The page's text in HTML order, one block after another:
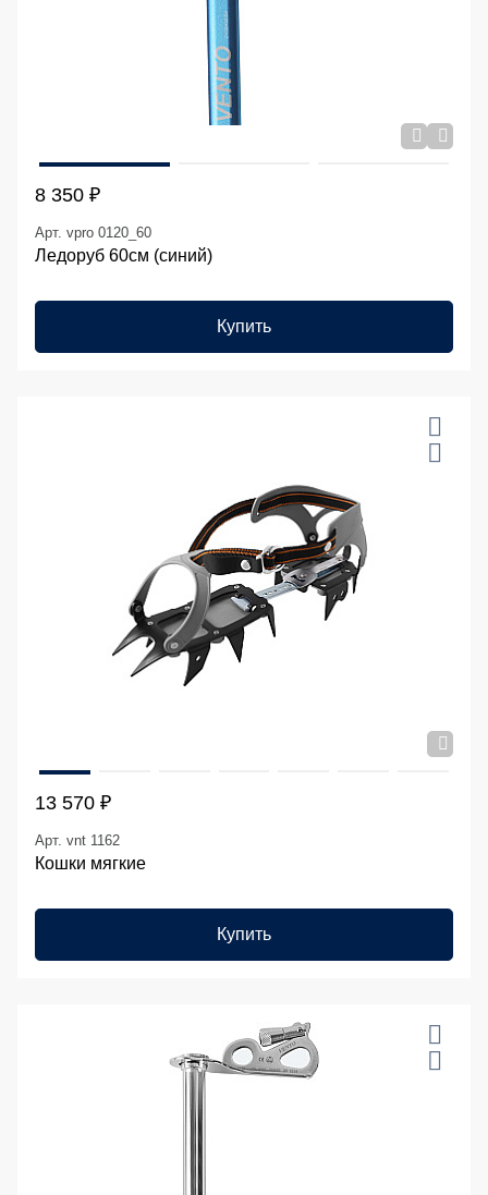
8 350 ₽
Арт. vpro 0120_60
Ледоруб 60см (синий)
Купить
13 570 ₽
Арт. vnt 1162
Кошки мягкие
Купить